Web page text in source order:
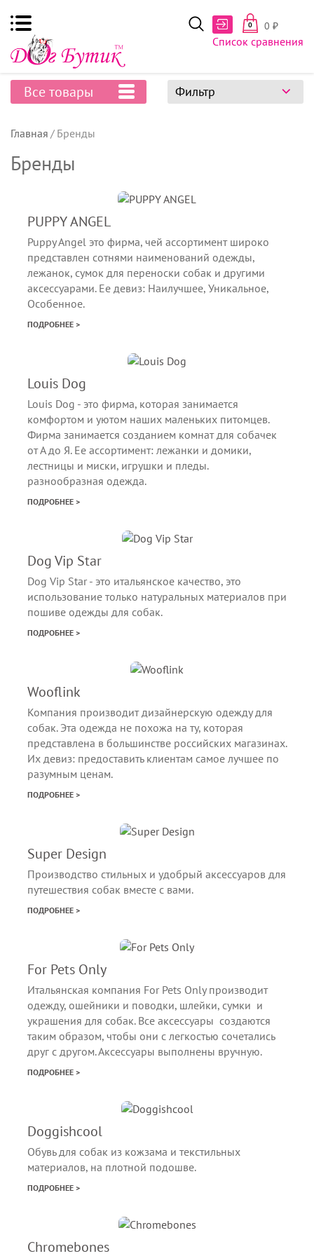
0 0 ₽
Список сравнения
Все товары Фильтр
Главная Бренды
Бренды
PUPPY ANGEL
Puppy Angel это фирма, чей ассортимент широко
представлен сотнями наименований одежды,
лежанок, сумок для переноски собак и другими
аксессуарами. Ее девиз: Наилучшее, Уникальное,
Особенное.
ПОДРОБНЕЕ >
Louis Dog
Louis Dog - это фирма, которая занимается
комфортом и уютом наших маленьких питомцев.
Фирма занимается созданием комнат для собачек
от А до Я. Ее ассортимент: лежанки и домики,
лестницы и миски, игрушки и пледы.
разнообразная одежда.
ПОДРОБНЕЕ >
Dog Vip Star
Dog Vip Star - это итальянское качество, это
использование только натуральных материалов при
пошиве одежды для собак.
ПОДРОБНЕЕ >
Wooflink
Компания производит дизайнерскую одежду для
собак. Эта одежда не похожа на ту, которая
представлена в большинстве российских магазинах.
Их девиз: предоставить клиентам самое лучшее по
разумным ценам.
ПОДРОБНЕЕ >
Super Design
Производство стильных и удобрый аксессуаров для
путешествия собак вместе с вами.
ПОДРОБНЕЕ >
For Pets Only
Итальянская компания For Pets Only производит
одежду, ошейники и поводки, шлейки, сумки и
украшения для собак. Все аксессуары создаются
таким образом, чтобы они с легкостью сочетались
друг с другом. Аксессуары выполнены вручную.
ПОДРОБНЕЕ >
Doggishcool
Обувь для собак из кожзама и текстильных
материалов, на плотной подошве.
ПОДРОБНЕЕ >
Chromebones